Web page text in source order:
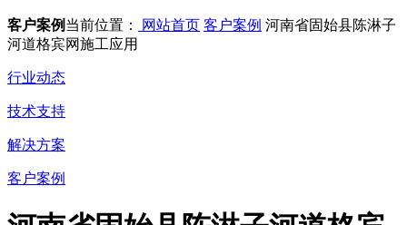
客户案例 当前位置： 网站首页 客户案例 河南省固始县陈淋子
河道格宾网施工应用
行业动态
技术支持
解决方案
客户案例